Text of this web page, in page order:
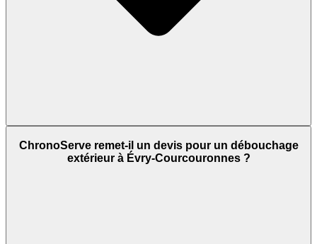
ChronoServe remet-il un devis pour un débouchage
extérieur à Évry-Courcouronnes ?